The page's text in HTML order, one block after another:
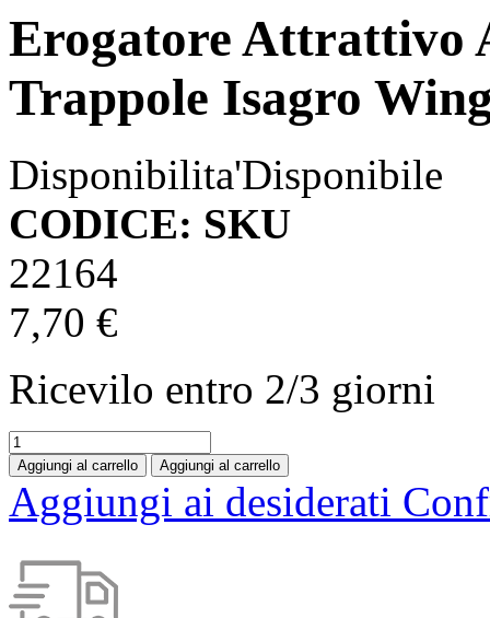
Erogatore Attrattivo
Trappole Isagro
Disponibilita'Disponibile
CODICE: SKU
22164
7,70 €
Ricevilo entro 2/3 giorni
Aggiungi al carrello Aggiungi al carrello
Aggiungi ai desiderati